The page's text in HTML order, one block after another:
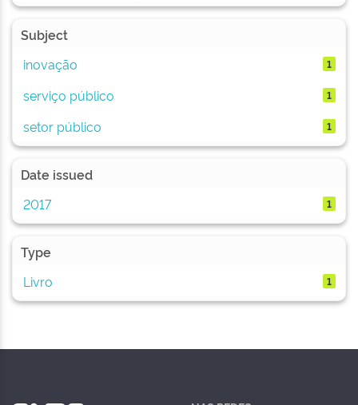
Subject
inovação
1
serviço público 1
setor público 1
Date issued
2017
1
Type
Livro
1